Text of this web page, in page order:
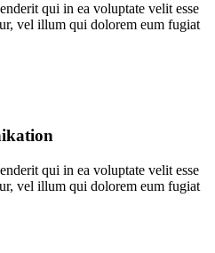
qui in ea voluptate velit esse
vel illum qui dolorem eum fugiat
qui in ea voluptate velit esse
vel illum qui dolorem eum fugiat